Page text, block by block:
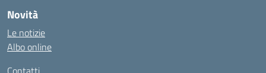
Novità
Le notizie
Albo online